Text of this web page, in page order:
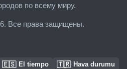
по всему миру.
Все права защищены.
🇪🇸 El tiempo 🇹🇷 Hava durumu